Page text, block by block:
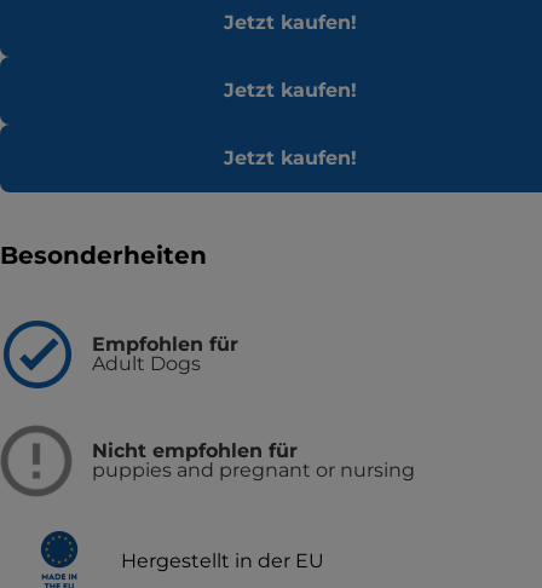
Jetzt kaufen!
Jetzt kaufen!
Jetzt kaufen!
Besonderheiten
Empfohlen für
Adult Dogs
Nicht empfohlen für
puppies and pregnant or nursing
Hergestellt in der EU